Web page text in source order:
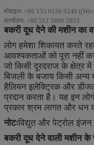
मोबाइलः +86 133 0156 9240
कार्यालय: +86 512 5890 5953
बकरी दूध देने की मशीन का
लोग हमेशा शिकायत करते
आवश्यकताओं को पूरा नहीं
जो किसी दूरदराज के क्षेत्र
बिजली के बजाय किसी अन्य
हैलियन इलेक्ट्रिक और
प्रदान करता है। यह इन
प्रकार श्रम लागत और धन
नोटःविद्युत और पेट्रोल
बकरी दूध देने वाली मशीन के